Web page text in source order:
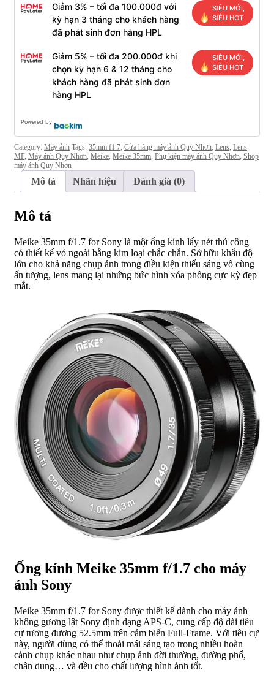
Giảm 3% – tối đa 100.000đ với
kỳ hạn 3 tháng cho khách hàng
đã phát sinh đơn hàng HPL
SIÊU MỚI,
SIÊU HOT
Giảm 5% – tối đa 200.000đ khi
chọn kỳ hạn 6 & 12 tháng cho
khách hàng đã phát sinh đơn
hàng HPL
SIÊU MỚI,
SIÊU HOT
Powered by
Category: Máy ảnh Tags: 35mm f1.7 Cửa hàng máy ảnh Quy Nhơn Lens Lens
MF, Máy ảnh Quy Nhơn Meike Meike 35mm Phụ kiện máy ảnh Quy Nhơn Shop
máy ảnh Quy Nhơn
Mô tả Nhãn hiệu Đánh giá (0)
Mô tả
Meike 35mm f/1.7 for Sony là một ống kính lấy nét thủ công
có thiết kế vỏ ngoài bằng kim loại chắc chắn. Sở hữu khẩu độ
lớn cho khả năng chụp ảnh trong điều kiện thiếu sáng vô cùng
ấn tượng, lens mang lại nhứng bức hình xóa phông cực kỳ đẹp
mắt.
Ống kính Meike 35mm f/1.7 cho máy
ảnh Sony
Meike 35mm f/1.7 for Sony được thiết kế dành cho máy ảnh
không gương lật Sony định dạng APS-C, cung cấp độ dài tiêu
cự tương đương 52.5mm trên cảm biến Full-Frame. Với tiêu cự
này, người dùng có thể thoải mái sáng tạo trong nhiều hoàn
cảnh chụp khác nhau như chụp ảnh đời thường, đường phố,
chân dung… và đều cho chất lượng hình ảnh tốt.